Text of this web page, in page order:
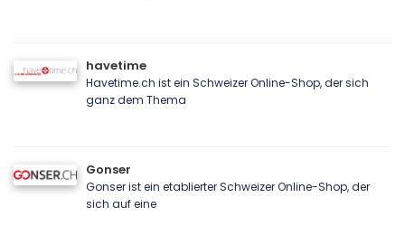
havetime
Havetime.ch ist ein Schweizer Online-Shop, der sich
ganz dem Thema
Gonser
Gonser ist ein etablierter Schweizer Online-Shop, der
sich auf eine